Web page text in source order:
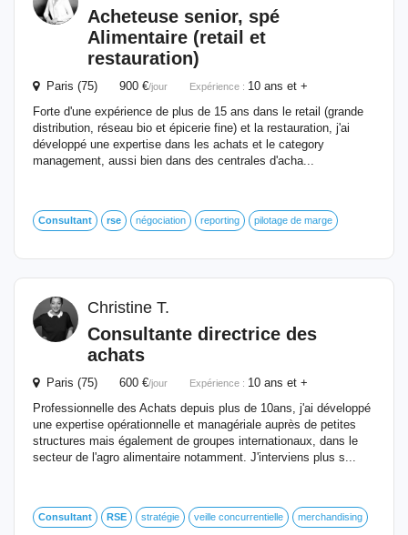
Acheteuse senior, spé
Alimentaire (retail et
restauration)
Paris (75) 900 €/jour Expérience : 10 ans et +
Forte d'une expérience de plus de 15 ans dans le retail (grande
distribution, réseau bio et épicerie fine) et la restauration, j'ai
développé une expertise dans les achats et le category
management, aussi bien dans des centrales d'acha...
Consultant rse négociation reporting pilotage de marge
Christine T.
Consultante directrice des
achats
Paris (75) 600 €/jour Expérience : 10 ans et +
Professionnelle des Achats depuis plus de 10ans, j'ai développé
une expertise opérationnelle et managériale auprès de petites
structures mais également de groupes internationaux, dans le
secteur de l'agro alimentaire notamment. J'interviens plus s...
Consultant RSE stratégie veille concurrentielle merchandising